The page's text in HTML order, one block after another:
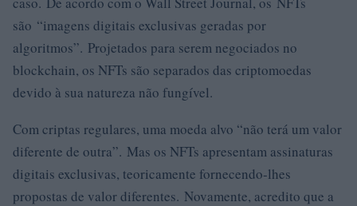
são “imagens digitais exclusivas geradas por
algoritmos”. Projetados para serem negociados no
blockchain, os NFTs são separados das criptomoedas
devido à sua natureza não fungível.
Com criptas regulares, uma moeda alvo “não terá um valor
diferente de outra”. Mas os NFTs apresentam assinaturas
digitais exclusivas, teoricamente fornecendo-lhes
propostas de valor diferentes. Novamente, acredito que a